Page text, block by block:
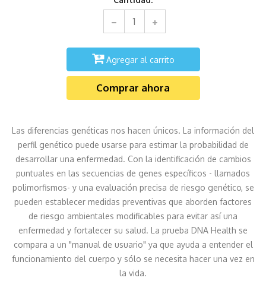
Agregar al carrito
Comprar ahora
Las diferencias genéticas nos hacen únicos. La información del
perfil genético puede usarse para estimar la probabilidad de
desarrollar una enfermedad. Con la identificación de cambios
puntuales en las secuencias de genes específicos - llamados
polimorfismos- y una evaluación precisa de riesgo genético, se
pueden establecer medidas preventivas que aborden factores
de riesgo ambientales modificables para evitar así una
enfermedad y fortalecer su salud. La prueba DNA Health se
compara a un "manual de usuario" ya que ayuda a entender el
funcionamiento del cuerpo y sólo se necesita hacer una vez en
la vida.